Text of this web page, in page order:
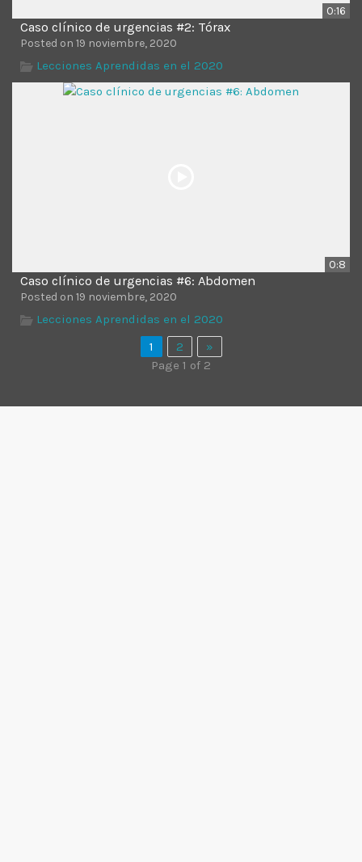
0:16
Caso clínico de urgencias #2: Tórax
Posted on 19 noviembre, 2020
Lecciones Aprendidas en el 2020
0:8
Caso clínico de urgencias #6: Abdomen
Posted on 19 noviembre, 2020
Lecciones Aprendidas en el 2020
1
2
»
Page 1 of 2